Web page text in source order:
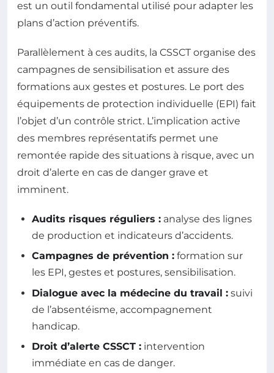
est un outil fondamental utilisé pour adapter les
plans d’action préventifs.
Parallèlement à ces audits, la CSSCT organise des
campagnes de sensibilisation et assure des
formations aux gestes et postures. Le port des
équipements de protection individuelle (EPI) fait
l’objet d’un contrôle strict. L’implication active
des membres représentatifs permet une
remontée rapide des situations à risque, avec un
droit d’alerte en cas de danger grave et
imminent.
Audits risques réguliers : analyse des lignes
de production et indicateurs d’accidents.
Campagnes de prévention : formation sur
les EPI, gestes et postures, sensibilisation.
Dialogue avec la médecine du travail : suivi
de l’absentéisme, accompagnement
handicap.
Droit d’alerte CSSCT : intervention
immédiate en cas de danger.